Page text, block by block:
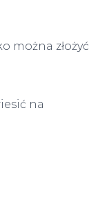
można złożyć
na